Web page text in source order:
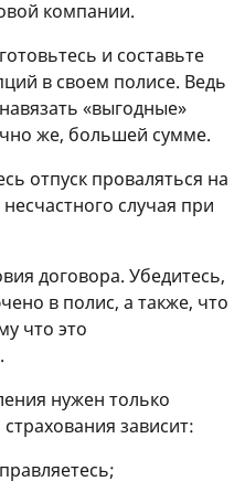
компании.
и составьте
в своем полисе. Ведь
«выгодные»
же, большей сумме.
отпуск проваляться на
случая при
договора. Убедитесь,
в полис, а также, что
что это
нужен только
зависит: